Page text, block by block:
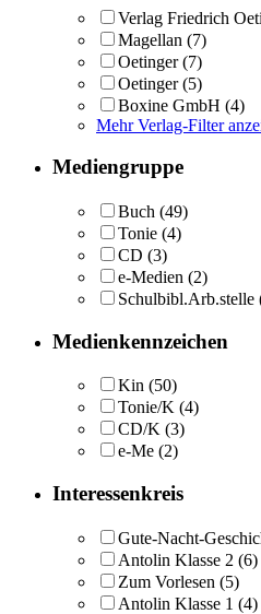
Verlag Friedrich
Magellan (7)
Oetinger(7)
Oetinger (5)
Boxine GmbH (4)
Mehr Verlag-Filter
Mediengruppe
Buch (49)
Tonie (4)
CD (3)
e-Medien (2)
Schulbibl.Arb.stelle
Medienkennzeichen
Kin (50)
Tonie/K (4)
CD/K (3)
e-Me (2)
Interessenkreis
Gute-Nacht-
Antolin Klasse 2 (6)
Zum Vorlesen (5)
Antolin Klasse 1 (4)